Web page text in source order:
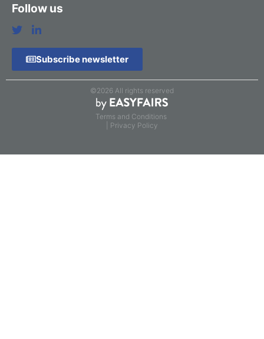
Follow us
Subscribe newsletter
©2026 All rights reserved
Terms and Conditions
| Privacy Policy